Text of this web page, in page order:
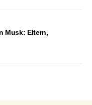
Musk: Eltern,